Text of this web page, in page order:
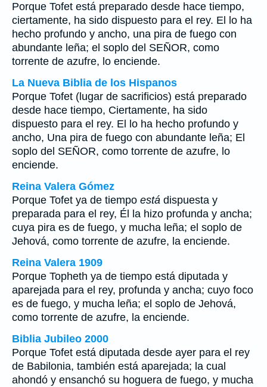
Porque Tofet está preparado desde hace tiempo,
ciertamente, ha sido dispuesto para el rey. El lo ha
hecho profundo y ancho, una pira de fuego con
abundante leña; el soplo del SEÑOR, como
torrente de azufre, lo enciende.
La Nueva Biblia de los Hispanos
Porque Tofet (lugar de sacrificios) está preparado
desde hace tiempo, Ciertamente, ha sido
dispuesto para el rey. El lo ha hecho profundo y
ancho, Una pira de fuego con abundante leña; El
soplo del SEÑOR, como torrente de azufre, lo
enciende.
Reina Valera Gómez
Porque Tofet ya de tiempo está dispuesta y
preparada para el rey, Él la hizo profunda y ancha;
cuya pira es de fuego, y mucha leña; el soplo de
Jehová, como torrente de azufre, la enciende.
Reina Valera 1909
Porque Topheth ya de tiempo está diputada y
aparejada para el rey, profunda y ancha; cuyo foco
es de fuego, y mucha leña; el soplo de Jehová,
como torrente de azufre, la enciende.
Biblia Jubileo 2000
Porque Tofet está diputada desde ayer para el rey
de Babilonia, también está aparejada; la cual
ahondó y ensanchó su hoguera de fuego, y mucha